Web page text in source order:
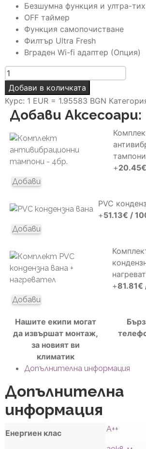
Безшумна функция и ултра-
OFF таймер
Функция самопочистване
Филтър Ultra Fresh
Вграден Wi-fi адаптер (Опция)
количество
за
Toshiba
Yukai
RAS-
RAS-
13E2AVG-
Добави в количката
Курс: 1 EUR = 1.95583 BGN
Добави Аксесоари:
+20.45€
Добави
PVC
+51.13€ /
Добави
+81.81€
Добави
Нашите екипи могат
да извършат монтаж,
за новият ви
климатик
Допълнителна информация
Допълнителна
информация
Енергиен клас А++